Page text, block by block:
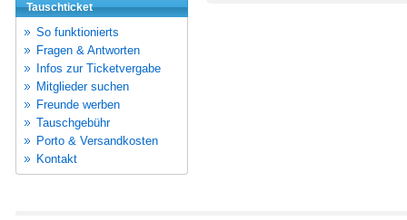
Tauschticket
So funktionierts
Fragen & Antworten
Infos zur Ticketvergabe
Mitglieder suchen
Freunde werben
Tauschgebühr
Porto & Versandkosten
Kontakt